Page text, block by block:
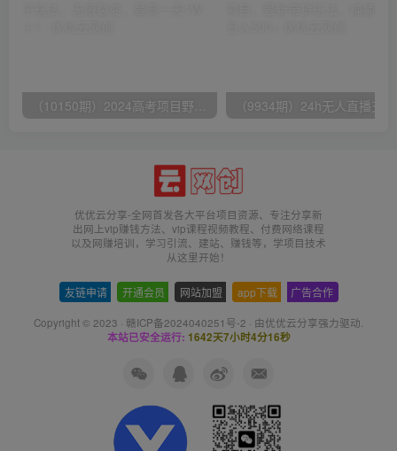
（10150期）2024高考项目野路子玩法，无限裂变，最高一天1W＋！
优优云分享-全网首发各大平台项目资源、专注分享新
出网上vip赚钱方法、vip课程视频教程、付费网络课程
以及网赚培训，学习引流、建站、赚钱等，学项目技术
从这里开始！
友链申请 开通会员 网站加盟 app下载 广告合作
Copyright © 2023 · 赣ICP备2024040251号-2 · 由优优云分享强力驱动.
本站已安全运行: 1642天7小时4分17秒